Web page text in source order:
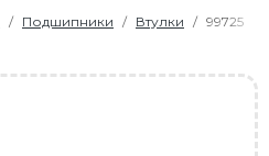
Подшипники Втулки 99725